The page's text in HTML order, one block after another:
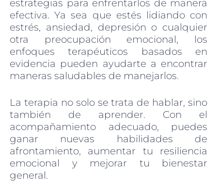
estrategias para enfrentarlos de manera
efectiva. Ya sea que estés lidiando con
estrés, ansiedad, depresión o cualquier
otra preocupación emocional, los
enfoques terapéuticos basados en
evidencia pueden ayudarte a encontrar
maneras saludables de manejarlos.
La terapia no solo se trata de hablar, sino
también de aprender. Con el
acompañamiento adecuado, puedes
ganar nuevas habilidades de
afrontamiento, aumentar tu resiliencia
emocional y mejorar tu bienestar
general.